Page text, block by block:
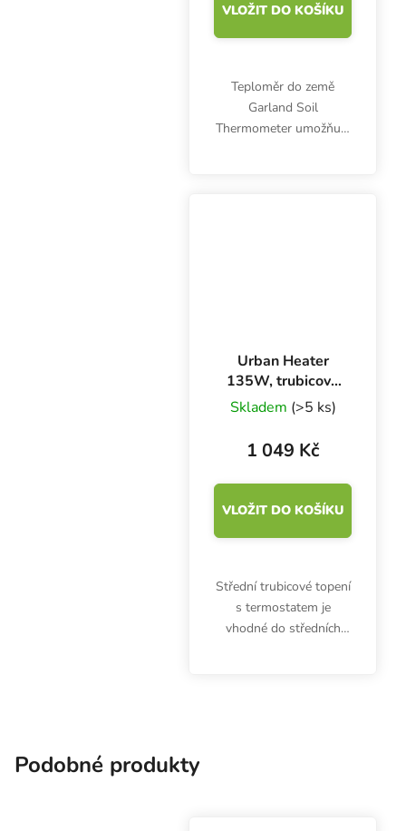
VLOŽIT DO KOŠÍKU
Teploměr do země
Garland Soil
Thermometer umožňuje
Urban Heater
135W, trubicové
topení s
termostatem 1010
mm
Skladem (>5 ks)
1 049 Kč
VLOŽIT DO KOŠÍKU
Střední trubicové topení
s termostatem je
vhodné do středních
Podobné produkty